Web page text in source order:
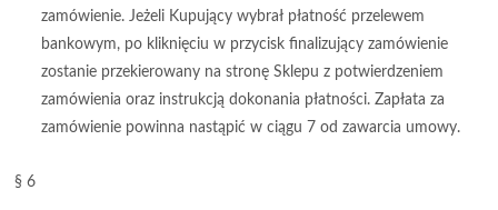
zamówienie. Jeżeli Kupujący wybrał płatność przelewem
bankowym, po kliknięciu w przycisk finalizujący zamówienie
zostanie przekierowany na stronę Sklepu z potwierdzeniem
zamówienia oraz instrukcją dokonania płatności. Zapłata za
zamówienie powinna nastąpić w ciągu 7 od zawarcia umowy.
§ 6